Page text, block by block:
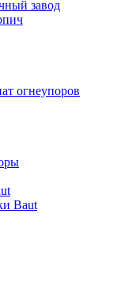
завод
огнеупоров
Baut